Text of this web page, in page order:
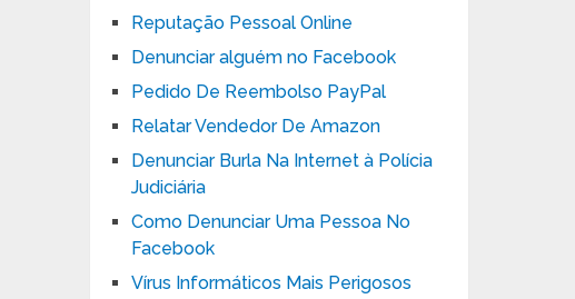
Reputação Pessoal Online
Denunciar alguém no Facebook
Pedido De Reembolso PayPal
Relatar Vendedor De Amazon
Denunciar Burla Na Internet à Polícia
Judiciária
Como Denunciar Uma Pessoa No
Facebook
Vírus Informáticos Mais Perigosos